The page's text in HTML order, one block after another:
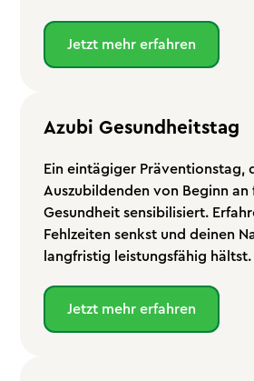
Jetzt mehr erfahren
Azubi Gesundheitstag
Ein eintägiger Präventionstag,
Auszubildenden von Beginn an
Gesundheit sensibilisiert.
Fehlzeiten senkst und deinen
langfristig leistungsfähig hältst.
Jetzt mehr erfahren